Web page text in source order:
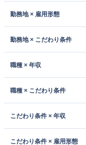
勤務地 × 雇用形態
勤務地 × こだわり条件
職種 × 年収
職種 × こだわり条件
こだわり条件 × 年収
こだわり条件 × 雇用形態